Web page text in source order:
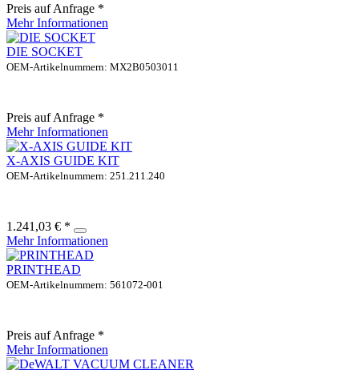
Preis auf Anfrage *
Mehr Informationen
DIE SOCKET
OEM-Artikelnummern: MX2B0503011
Preis auf Anfrage *
Mehr Informationen
X-AXIS GUIDE KIT
OEM-Artikelnummern: 251.211.240
1.241,03 € *
Mehr Informationen
PRINTHEAD
OEM-Artikelnummern: 561072-001
Preis auf Anfrage *
Mehr Informationen